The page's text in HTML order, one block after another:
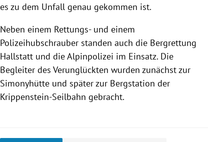
es zu dem Unfall genau gekommen ist.
Neben einem Rettungs- und einem
Polizeihubschrauber standen auch die Bergrettung
Hallstatt und die Alpinpolizei im Einsatz. Die
Begleiter des Verunglückten wurden zunächst zur
Simonyhütte und später zur Bergstation der
Krippenstein-Seilbahn gebracht.